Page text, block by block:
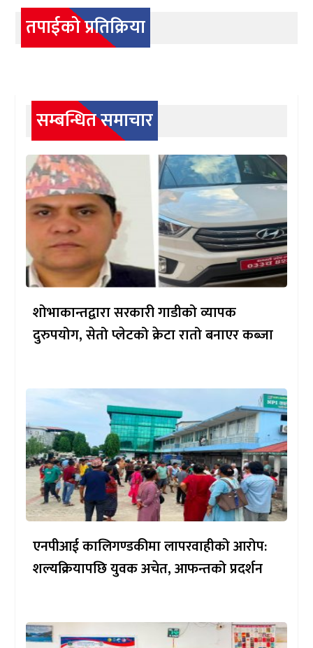
तपाईको प्रतिक्रिया
सम्बन्धित समाचार
शोभाकान्तद्वारा सरकारी गाडीको व्यापक
दुरुपयोग, सेतो प्लेटको क्रेटा रातो बनाएर कब्जा
एनपीआई कालिगण्डकीमा लापरवाहीको आरोप:
शल्यक्रियापछि युवक अचेत, आफन्तको प्रदर्शन